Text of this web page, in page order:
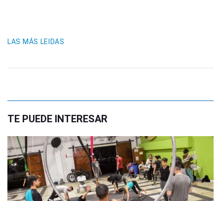
LAS MÁS LEIDAS
TE PUEDE INTERESAR